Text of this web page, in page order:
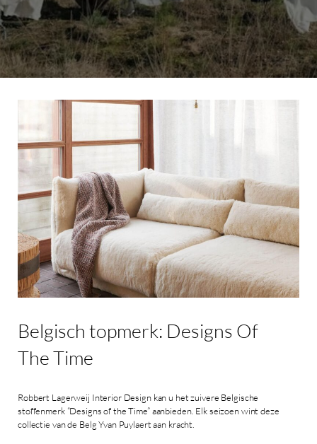
Belgisch topmerk: Designs Of
TheTime
Robbert Lagerweij Interior Design kan u het zuivere Belgische
stoffenmerk “Designs of the Time” aanbieden. Elk seizoen wint deze
collectie van de Belg Yvan Puylaert aan kracht.